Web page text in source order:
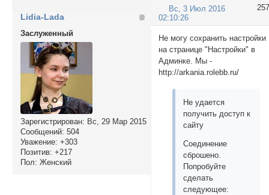
257
Вс, 3 Июл 2016
02:10:26
Lidia-Lada
Заслуженный
Зарегистрирован: Вс, 29 Мар 2015
Сообщений: 504
Уважение: +303
Позитив: +217
Пол: Женский
Не могу сохранить настройки
на странице "Настройки" в
Админке. Мы -
http://arkania.rolebb.ru/
Не удается
получить доступ к
сайту
Соединение
сброшено.
Попробуйте
сделать
следующее: